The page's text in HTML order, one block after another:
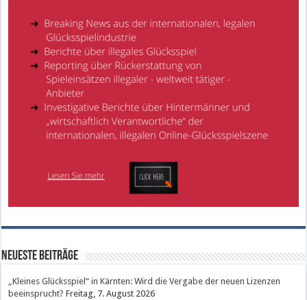
Neueste Beiträge
„Kleines Glücksspiel“ in Kärnten: Wird die Vergabe der neuen Lizenzen
beeinsprucht? Freitag, 7. August 2026